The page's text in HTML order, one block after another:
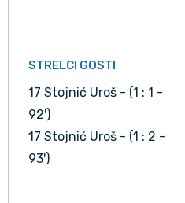
STRELCI GOSTI
17 Stojnić Uroš - (1 : 1 -
92')
17 Stojnić Uroš - (1 : 2 -
93')